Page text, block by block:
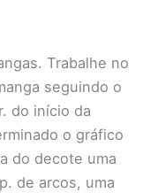
Trabalhe no
seguindo o
do início da
o gráfico
do decote uma
de arcos, uma